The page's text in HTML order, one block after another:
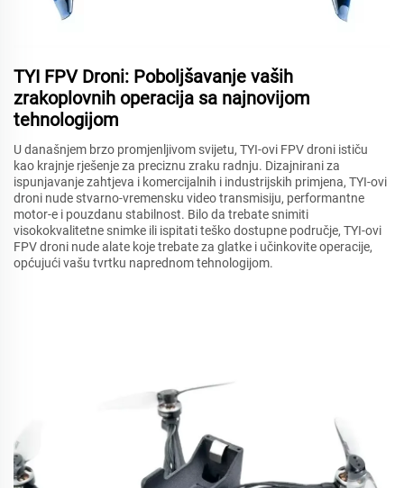
TYI FPV Droni: Poboljšavanje vaših
zrakoplovnih operacija sa najnovijom
tehnologijom
U današnjem brzo promjenljivom svijetu, TYI-ovi FPV droni ističu
kao krajnje rješenje za preciznu zraku radnju. Dizajnirani za
ispunjavanje zahtjeva i komercijalnih i industrijskih primjena, TYI-ovi
droni nude stvarno-vremensku video transmisiju, performantne
motor-e i pouzdanu stabilnost. Bilo da trebate snimiti
visokokvalitetne snimke ili ispitati teško dostupne područje, TYI-ovi
FPV droni nude alate koje trebate za glatke i učinkovite operacije,
općujući vašu tvrtku naprednom tehnologijom.